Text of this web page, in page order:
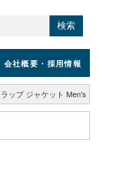
検索
会社概要 ・採用情報
ップ ジャケット Men's